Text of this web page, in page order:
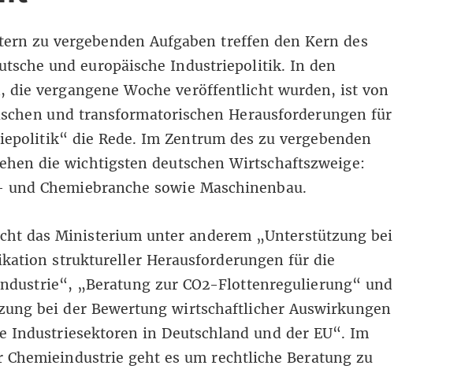
zu vergebenden Aufgaben treffen denKern des
und europäische Industriepolitik. In den
die vergangene Woche veröffentlicht wurden, ist von
und transformatorischen Herausforderungen für
die Rede. Im Zentrum des zu vergebenden
die wichtigsten deutschen Wirtschaftszweige:
Chemiebranche sowie Maschinenbau.
das Ministerium unter anderem „Unterstützung bei
struktureller Herausforderungen für die
„Beratung zur CO2-Flottenregulierung“ und
bei der Bewertung wirtschaftlicher Auswirkungen
Industriesektoren in Deutschland und der EU“. Im
Chemieindustrie geht es um rechtliche Beratung zu